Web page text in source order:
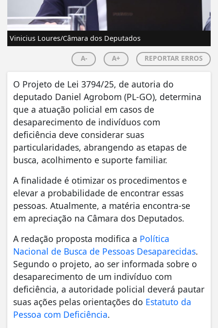
Vinicius Loures/Câmara dos Deputados
A- A+ REPORTAR ERROS
O Projeto de Lei 3794/25, de autoria do
deputado Daniel Agrobom (PL-GO), determina
que a atuação policial em casos de
desaparecimento de indivíduos com
deficiência deve considerar suas
particularidades, abrangendo as etapas de
busca, acolhimento e suporte familiar.
A finalidade é otimizar os procedimentos e
elevar a probabilidade de encontrar essas
pessoas. Atualmente, a matéria encontra-se
em apreciação na Câmara dos Deputados.
A redação proposta modifica a Política
Nacional de Busca de Pessoas Desaparecidas.
Segundo o projeto, ao ser informada sobre o
desaparecimento de um indivíduo com
deficiência, a autoridade policial deverá pautar
suas ações pelas orientações do Estatuto da
Pessoa com Deficiência.